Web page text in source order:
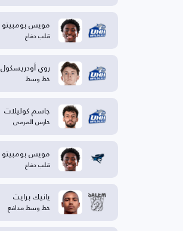
مويس بومبيتو
قلب دفاع
روي أودريسكول
خط وسط
جاسم كوليلات
حارس المرمى
مويس بومبيتو
قلب دفاع
يانيك برايت
خط وسط مدافع